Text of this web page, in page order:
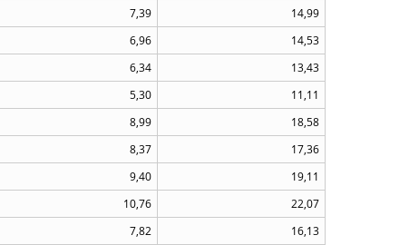
7,39
14,99
6,96
14,53
6,34
13,43
5,30
11,11
8,99
18,58
8,37
17,36
9,40
19,11
10,76
22,07
7,82
16,13